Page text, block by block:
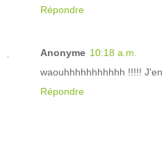
Répondre
Anonyme 10:18 a.m.
waouhhhhhhhhhhh !!!!!
Répondre